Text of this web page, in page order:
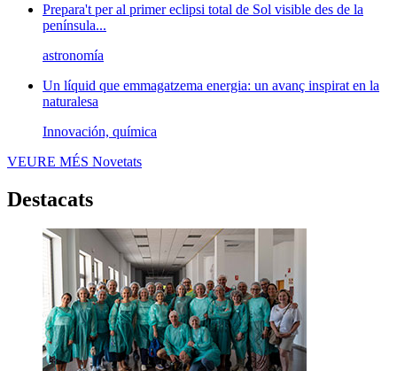
Prepara't per al primer eclipsi total de Sol visible des de la
península...
astronomía
Un líquid que emmagatzema energia: un avanç inspirat en la
naturalesa
Innovación, química
VEURE MÉS Novetats
Destacats